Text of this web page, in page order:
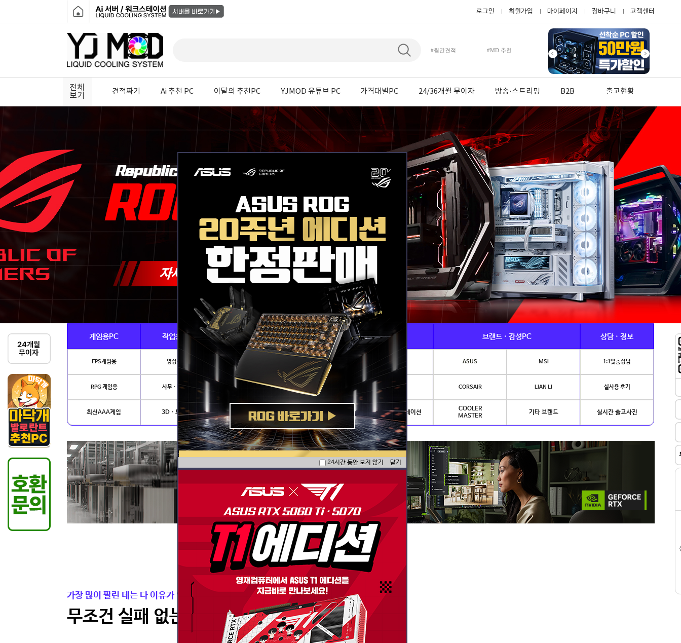
로그인 회원가입 마이페이지 장바구니 고객센터
#월간견적 #MD 추천
전체
보기
견적짜기 Ai 추천 PC 이달의 추천PC YJMOD 유튜브 PC 가격대별PC 24/36개월 무이자 방송·스트리밍 B2B 출고현황
게임용PC 작업용PC Ai · 전문가용 게임별PC 브랜드 · 감성PC 상담 · 정보
FPS게임용 영상편집 AI이미지생성 · 딥러닝 리그오브레전드 ASUS MSI 1:1맞춤상담
RPG 게임용 사무 · 디자인 배틀그라운드 아이온2 CORSAIR LIAN LI 실사용 후기
최신AAA게임 3D · 모델링 NVIDIA AI PC 로스트아크 플라이트시뮬레이션
COOLER
MASTER
기타 브랜드 실시간 출고사진
가장 많이 팔린 데는 다 이유가 있습니다.
무조건 실패 없는 든든한 국밥 세팅 모음
24시간 동안 보지 않기 닫기